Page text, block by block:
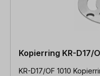
Kopierring KR-D17/
KR-D17/OF 1010